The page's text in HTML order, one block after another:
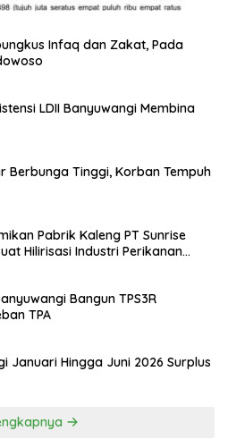
Infaq dan Zakat, Pada
LDII Banyuwangi Membina
Berbunga Tinggi, Korban Tempuh
Pabrik Kaleng PT Sunrise
Hilirisasi Industri Perikanan
Bangun TPS3R
TPA
Januari Hingga Juni 2026 Surplus